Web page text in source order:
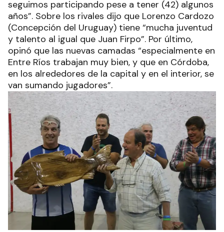
seguimos participando pese a tener (42) algunos
años”. Sobre los rivales dijo que Lorenzo Cardozo
(Concepción del Uruguay) tiene “mucha juventud
y talento al igual que Juan Firpo”. Por último,
opinó que las nuevas camadas “especialmente en
Entre Ríos trabajan muy bien, y que en Córdoba,
en los alrededores de la capital y en el interior, se
van sumando jugadores”.